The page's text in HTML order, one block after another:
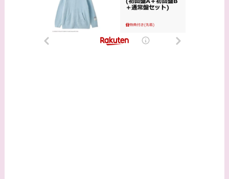
てる女優３選！結婚し
て旦那がいる？北海道
のどこに住んでる？